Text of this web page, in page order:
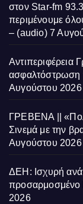
στον Star-fm
περιμένουμε
– (audio) 7
Αντιπεριφέρεια
ασφαλτόστρωση
Αυγούστου 2026
ΓΡΕΒΕΝΑ ||
Σινεμά με την
Αυγούστου 2026
ΔΕΗ: Ισχυρή
προσαρμοσμένο
2026